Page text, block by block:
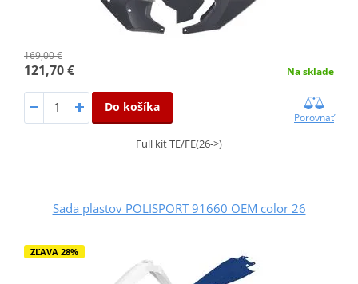
169,00 €
121,70 € Na sklade
Do košíka
Porovnať
Full kit TE/FE(26->)
Sada plastov POLISPORT 91660 OEM color 26
ZĽAVA 28%